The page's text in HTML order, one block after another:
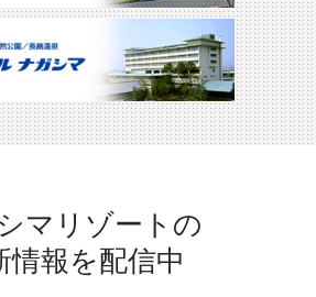
マリゾートの
情報を配信中